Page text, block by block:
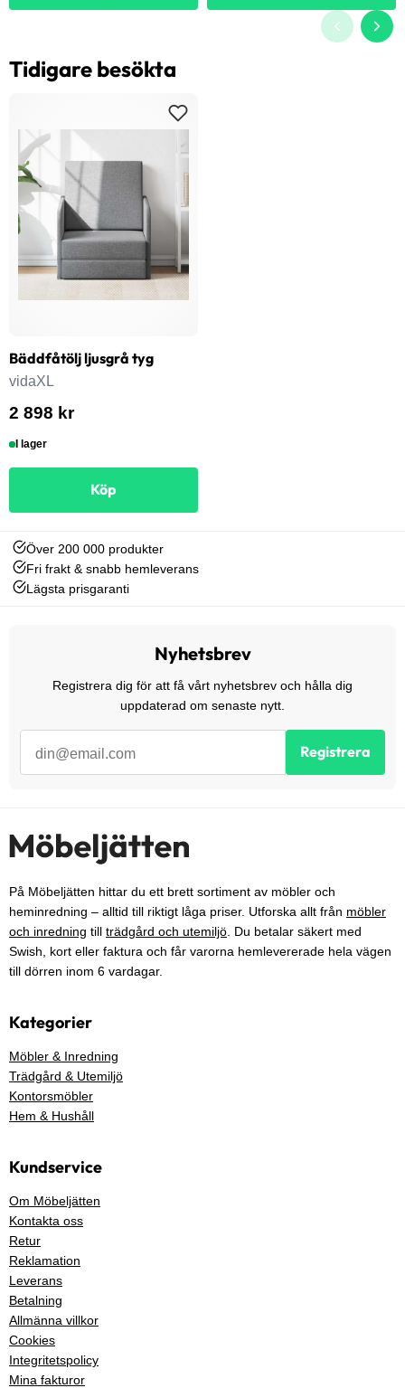
Tidigare besökta
Bäddfåtölj ljusgrå tyg
vidaXL
2 898 kr
I lager
Köp
Över 200 000 produkter
Fri frakt & snabb hemleverans
Lägsta prisgaranti
Nyhetsbrev
Registrera dig för att få vårt nyhetsbrev och hålla dig
uppdaterad om senaste nytt.
Registrera
På Möbeljätten hittar du ett brett sortiment av möbler och
heminredning – alltid till riktigt låga priser. Utforska allt från möbler
och inredning till trädgård och utemiljö. Du betalar säkert med
Swish, kort eller faktura och får varorna hemlevererade hela vägen
till dörren inom 6 vardagar.
Kategorier
Möbler & Inredning
Trädgård & Utemiljö
Kontorsmöbler
Hem & Hushåll
Kundservice
Om Möbeljätten
Kontakta oss
Retur
Reklamation
Leverans
Betalning
Allmänna villkor
Cookies
Integritetspolicy
Mina fakturor